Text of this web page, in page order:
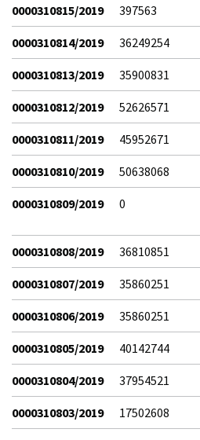
0000310815/2019 397563
0000310814/2019 36249254
0000310813/2019 35900831
0000310812/2019 52626571
0000310811/2019 45952671
0000310810/2019 50638068
0000310809/2019 0
0000310808/2019 36810851
0000310807/2019 35860251
0000310806/2019 35860251
0000310805/2019 40142744
0000310804/2019 37954521
0000310803/2019 17502608